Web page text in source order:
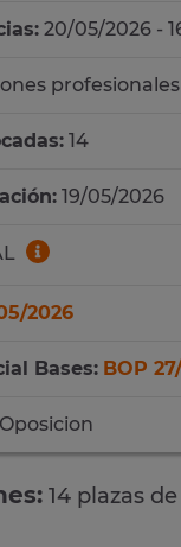
20/05/2026 -
profesionales
14
19/05/2026
2026
Bases: BOP
Oposicion
14 plazas